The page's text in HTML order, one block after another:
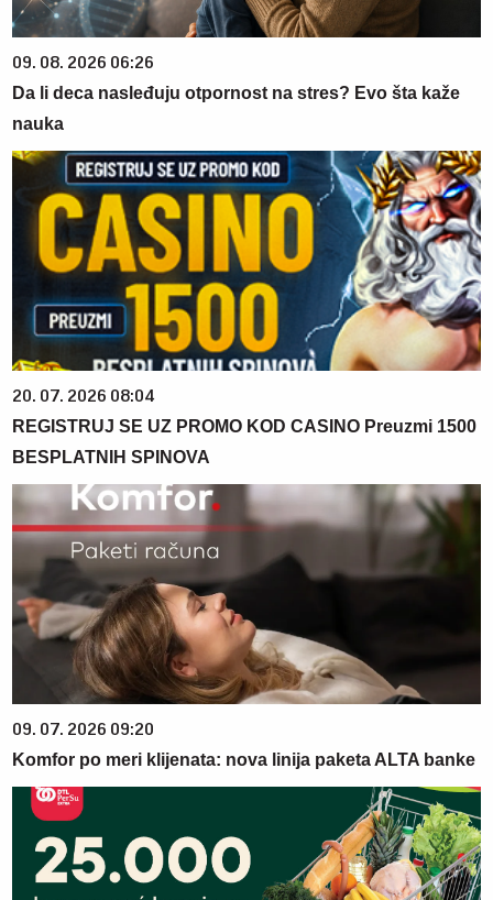
09. 08. 2026 06:26
Da li deca nasleđuju otpornost na stres? Evo šta kaže
nauka
20. 07. 2026 08:04
REGISTRUJ SE UZ PROMO KOD CASINO Preuzmi 1500
BESPLATNIH SPINOVA
09. 07. 2026 09:20
Komfor po meri klijenata: nova linija paketa ALTA banke